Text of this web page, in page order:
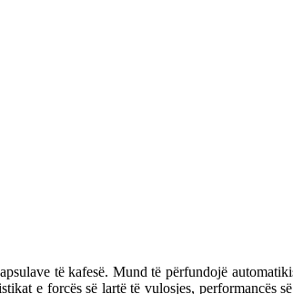
të kafesë. Mund të përfundojë
e forcës së lartë të vulosjes, performancës